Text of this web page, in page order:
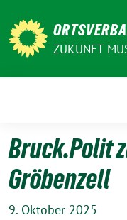
zum
Inhalt
ZUKUNFT
Bruck.Polit
Gröbenzell
9. Oktober 2025